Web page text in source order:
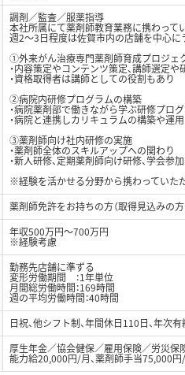
調剤／監査／服薬指導
本社所属にて薬剤師教育業務に携わって
週2～3日程度は佐賀市内の店舗を中心に
①外来がん治療専門薬剤師育成プロジェ
・内容策定やコンテンツ策定、講師選定や
・資格取得者は講師としての役割もあり
②病院内研修プログラムの構築
・病院薬剤部で働きながら学ぶ研修プロ
・病院と連携しカリキュラムの構築や運用
③薬剤師向け社内研修の実施
・薬剤師全体のスキルアップへの関わり
・新人研修、定期薬剤師向け研修、学会
※経験を活かせる分野から携わっていた
薬剤師免許をお持ちの方（取得見込みの方
年収500万円～700万円
※経験考慮
勤務先店舗に準ずる
変形労働期間 ：1年単位
月間総労働時間：169時間
週の平均労働時間：40時間
日祝、他シフト制、年間休日110日、年次
厚生年金／協会健保／雇用保険／労災保
能力給20,000円/月、薬剤師手当75,000